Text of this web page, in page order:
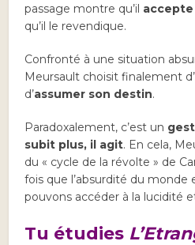
passage montre qu’il
qu’il le revendique.
Confronté à une situation
Meursault choisit finalement d’
d’assumer son destin.
Paradoxalement, c’est un
subit plus, il agit. En cela,
du « cycle de la révolte » de
fois que l’absurdité du
pouvons accéder à la lucidité
Tu étudies